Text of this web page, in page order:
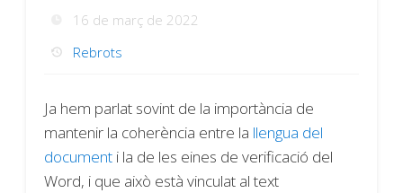
16 de març de 2022
Rebrots
Ja hem parlat sovint de la importància de
mantenir la coherència entre la llengua del
documenti la de les eines de verificació del
Word, i que això està vinculat al text